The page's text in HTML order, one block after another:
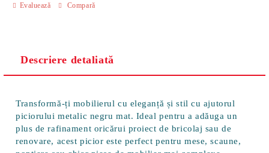
Evaluează Compară
Descriere detaliată
Transformă-ți mobilierul cu eleganță și stil cu ajutorul
piciorului metalic negru mat. Ideal pentru a adăuga un
plus de rafinament oricărui proiect de bricolaj sau de
renovare, acest picior este perfect pentru mese, scaune,